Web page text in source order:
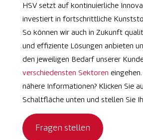
HSV setzt auf kontinuierliche
investiert in fortschrittliche
So können wir auch in Zukunft
und effiziente Lösungen anbieten
den jeweiligen Bedarf unserer
verschiedensten Sektoren
nähere Informationen? Klicken Sie
Schaltfläche unten und stellen Sie
Fragen stellen